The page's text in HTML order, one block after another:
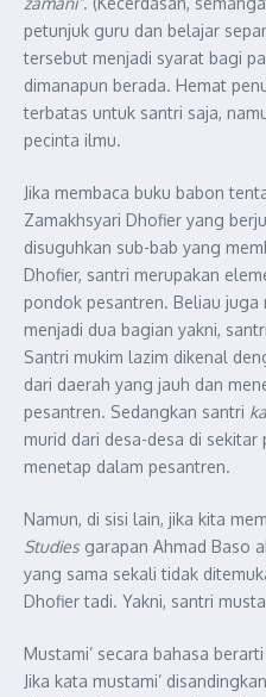
petunjuk guru dan belajar
tersebut menjadi syarat bagi
dimanapun berada. Hemat
terbatas untuk santri saja,
pecinta ilmu.
Jika membaca buku babon
Zamakhsyari Dhofier yang
disuguhkan sub-bab yang
Dhofier, santri merupakan
pondok pesantren. Beliau juga
menjadi dua bagian yakni,
Santri mukim lazim dikenal
dari daerah yang jauh dan
pesantren. Sedangkan santri
murid dari desa-desa di sekitar
menetap dalam pesantren.
Namun, di sisi lain, jika kita
Studies garapan Ahmad Baso
yang sama sekali tidak
Dhofier tadi. Yakni, santri
Mustami’ secara bahasa
Jika kata mustami’